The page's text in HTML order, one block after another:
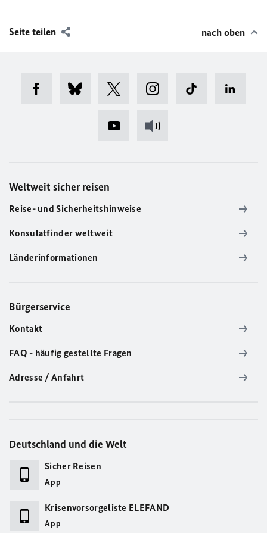
Seite teilen nach oben
Weltweit sicher reisen
Reise- und Sicherheitshinweise
Konsulatfinder weltweit
Länderinformationen
Bürgerservice
Kontakt
FAQ - häufig gestellte Fragen
Adresse / Anfahrt
Deutschland und die Welt
Sicher Reisen
App
Krisenvorsorgeliste ELEFAND
App